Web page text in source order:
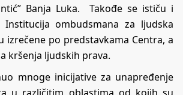
Banja Luka. Takođe se ističu i
ombudsmana za ljudska
izrečene po predstavkama Centra, a
kršenja ljudskih prava.
mnoge inicijative za unapređenje